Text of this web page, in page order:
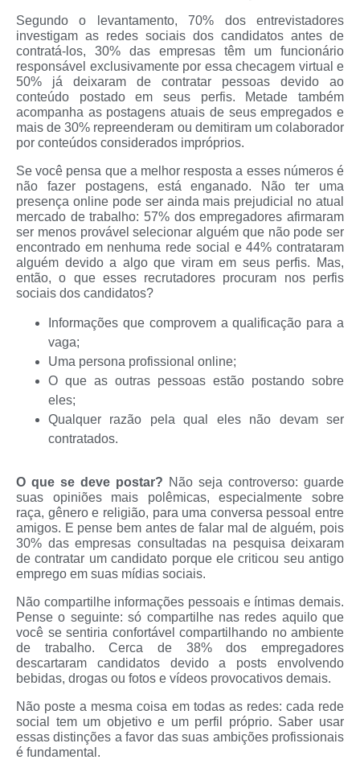
Segundo o levantamento, 70% dos entrevistadores
investigam as redes sociais dos candidatos antes de
contratá-los, 30% das empresas têm um funcionário
responsável exclusivamente por essa checagem virtual e
50% já deixaram de contratar pessoas devido ao
conteúdo postado em seus perfis. Metade também
acompanha as postagens atuais de seus empregados e
mais de 30% repreenderam ou demitiram um colaborador
por conteúdos considerados impróprios.
Se você pensa que a melhor resposta a esses números é
não fazer postagens, está enganado. Não ter uma
presença online pode ser ainda mais prejudicial no atual
mercado de trabalho: 57% dos empregadores afirmaram
ser menos provável selecionar alguém que não pode ser
encontrado em nenhuma rede social e 44% contrataram
alguém devido a algo que viram em seus perfis. Mas,
então, o que esses recrutadores procuram nos perfis
sociais dos candidatos?
Informações que comprovem a qualificação para a
vaga;
Uma persona profissional online;
O que as outras pessoas estão postando sobre
eles;
Qualquer razão pela qual eles não devam ser
contratados.
O que se deve postar? Não seja controverso: guarde
suas opiniões mais polêmicas, especialmente sobre
raça, gênero e religião, para uma conversa pessoal entre
amigos. E pense bem antes de falar mal de alguém, pois
30% das empresas consultadas na pesquisa deixaram
de contratar um candidato porque ele criticou seu antigo
emprego em suas mídias sociais.
Não compartilhe informações pessoais e íntimas demais.
Pense o seguinte: só compartilhe nas redes aquilo que
você se sentiria confortável compartilhando no ambiente
de trabalho. Cerca de 38% dos empregadores
descartaram candidatos devido a posts envolvendo
bebidas, drogas ou fotos e vídeos provocativos demais.
Não poste a mesma coisa em todas as redes: cada rede
social tem um objetivo e um perfil próprio. Saber usar
essas distinções a favor das suas ambições profissionais
é fundamental.